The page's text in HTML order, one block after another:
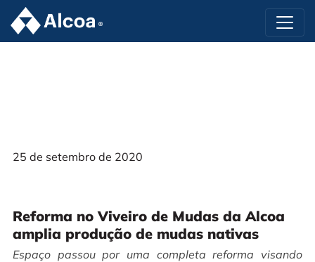
25 de setembro de 2020
Reforma no Viveiro de Mudas da Alcoa
amplia produção de mudas nativas
Espaço passou por uma completa reforma visando